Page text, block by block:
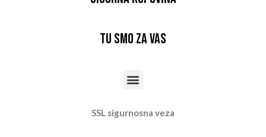
Tu smo za vas
Menu
SSL sigurnosna veza